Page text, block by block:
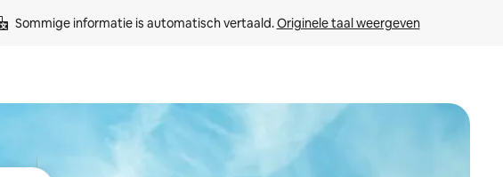
Sommige informatie is automatisch vertaald. Originele taal weergeven